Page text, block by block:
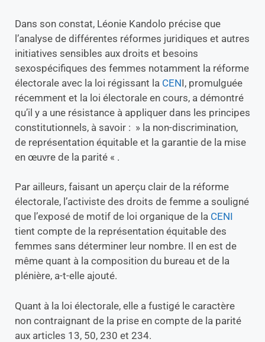
Dans son constat, Léonie Kandolo précise que
l’analyse de différentes réformes juridiques et autres
initiatives sensibles aux droits et besoins
sexospécifiques des femmes notamment la réforme
électorale avec la loi régissant la CENI, promulguée
récemment et la loi électorale en cours, a démontré
qu’il y a une résistance à appliquer dans les principes
constitutionnels, à savoir : » la non-discrimination,
de représentation équitable et la garantie de la mise
en œuvre de la parité « .
Par ailleurs, faisant un aperçu clair de la réforme
électorale, l’activiste des droits de femme a souligné
que l’exposé de motif de loi organique de la CENI
tient compte de la représentation équitable des
femmes sans déterminer leur nombre. Il en est de
même quant à la composition du bureau et de la
plénière, a-t-elle ajouté.
Quant à la loi électorale, elle a fustigé le caractère
non contraignant de la prise en compte de la parité
aux articles 13, 50, 230 et 234.